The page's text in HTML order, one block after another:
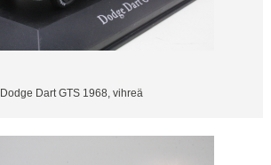
Dodge Dart GTS 1968, vihreä